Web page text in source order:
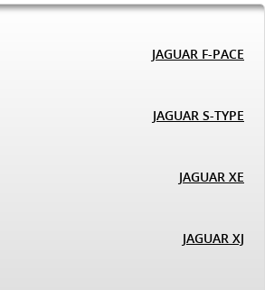
JAGUAR F-PACE
JAGUAR S-TYPE
JAGUAR XE
JAGUAR XJ